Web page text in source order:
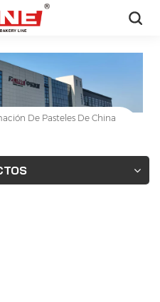
De Pasteles De China